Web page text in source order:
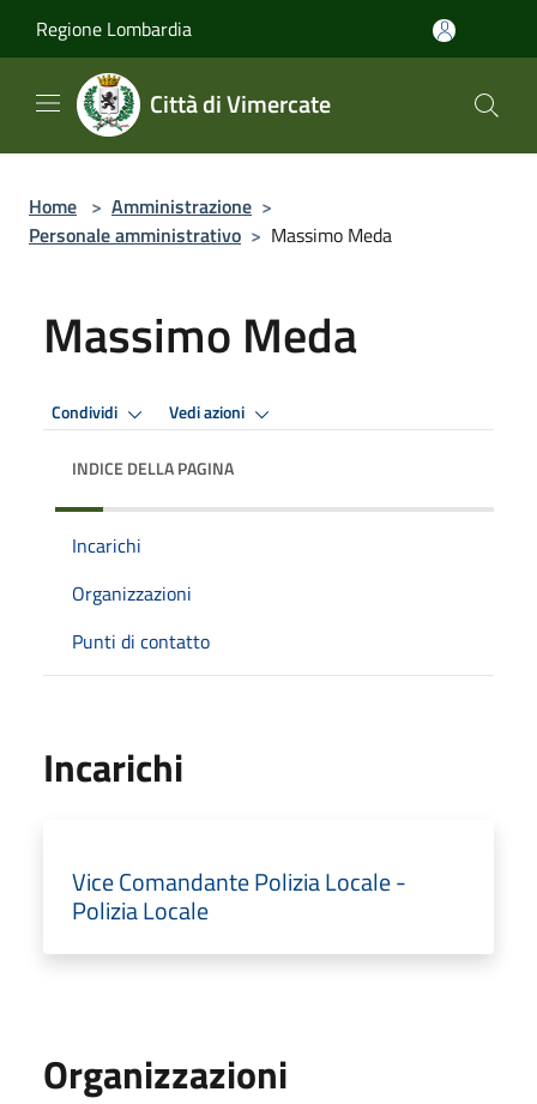
Regione Lombardia
Città di Vimercate
Home > Amministrazione >
Personale amministrativo > Massimo Meda
Massimo Meda
Condividi Vedi azioni
INDICE DELLA PAGINA
Incarichi
Organizzazioni
Punti di contatto
Incarichi
Vice Comandante Polizia Locale -
Polizia Locale
Organizzazioni